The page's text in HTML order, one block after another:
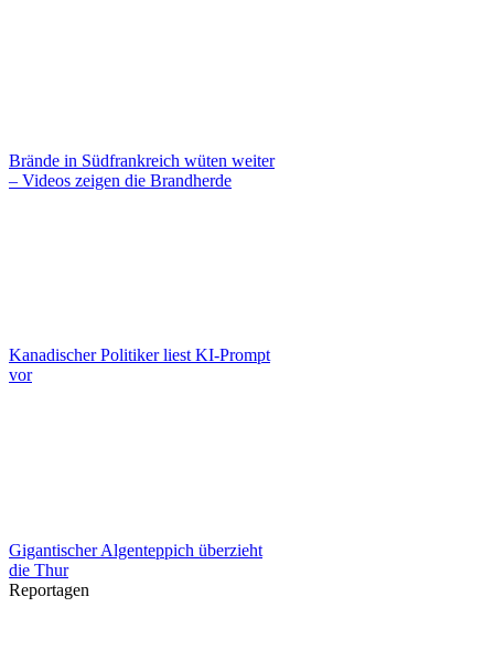
Brände in Südfrankreich wüten weiter
– Videos zeigen die Brandherde
Kanadischer Politiker liest KI-Prompt
vor
Gigantischer Algenteppich überzieht
die Thur
Reportagen